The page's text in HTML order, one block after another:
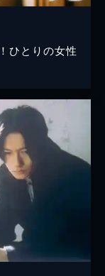
ひとりの女性